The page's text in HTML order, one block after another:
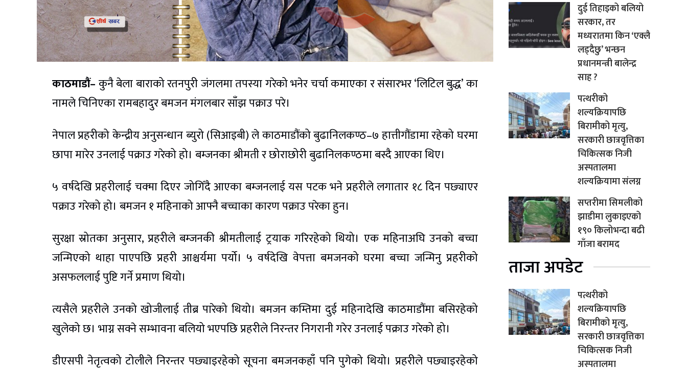
काठमाडौं–कुनै बेला बाराको रतनपुरी जंगलमा तपस्या गरेको भनेर चर्चा कमाएका र संसारभर ‘लिटिल बुद्ध’ का
नामले चिनिएका रामबहादुर बमजन मंगलबार साँझ पक्राउ परे।
नेपाल प्रहरीको केन्द्रीय अनुसन्धान ब्युरो (सिआइबी) ले काठमाडौंको बुढानिलकण्ठ–७ हात्तीगौंडामा रहेको घरमा
छापा मारेर उनलाई पक्राउ गरेको हो। बम्जनका श्रीमती र छोराछोरी बुढानिलकण्ठमा बस्दै आएका थिए।
५ वर्षदेखि प्रहरीलाई चक्मा दिएर जोगिँदै आएका बम्जनलाई यस पटक भने प्रहरीले लगातार १८ दिन पछ्याएर
पक्राउ गरेको हो। बमजन १ महिनाको आफ्नै बच्चाका कारण पक्राउ परेका हुन।
सुरक्षा स्रोतका अनुसार, प्रहरीले बम्जनकी श्रीमतीलाई ट्रयाक गरिरहेको थियो। एक महिनाअघि उनको बच्चा
जन्मिएको थाहा पाएपछि प्रहरी आश्चर्यमा पर्यो। ५ वर्षदेखि वेपत्ता बमजनको घरमा बच्चा जन्मिनु प्रहरीको
असफललाई पुष्टि गर्ने प्रमाण थियो।
त्यसैले प्रहरीले उनको खोजीलाई तीब्र पारेको थियो। बमजन कम्तिमा दुई महिनादेखि काठमाडौंमा बसिरहेको
खुलेको छ। भाग्न सक्ने सम्भावना बलियो भएपछि प्रहरीले निरन्तर निगरानी गरेर उनलाई पक्राउ गरेको हो।
डीएसपी नेतृत्वको टोलीले निरन्तर पछ्याइरहेको सूचना बमजनकहाँ पनि पुगेको थियो। प्रहरीले पछ्याइरहेको
दुई तिहाइको बलियो
सरकार, तर
मध्यरातमा किन ‘एक्लै
लड्दैछु’ भन्छन
प्रधानमन्त्री बालेन्द्र
साह ?
पत्थरीको
शल्यक्रियापछि
बिरामीको मृत्यु,
सरकारी छात्रवृत्तिका
चिकित्सक निजी
अस्पतालमा
शल्यक्रियामा संलग्न
सप्तरीमा सिमलीको
झाडीमा लुकाइएको
१९० किलोभन्दा बढी
गाँजा बरामद
ताजा अपडेट
पत्थरीको
शल्यक्रियापछि
बिरामीको मृत्यु,
सरकारी छात्रवृत्तिका
चिकित्सक निजी
अस्पतालमा